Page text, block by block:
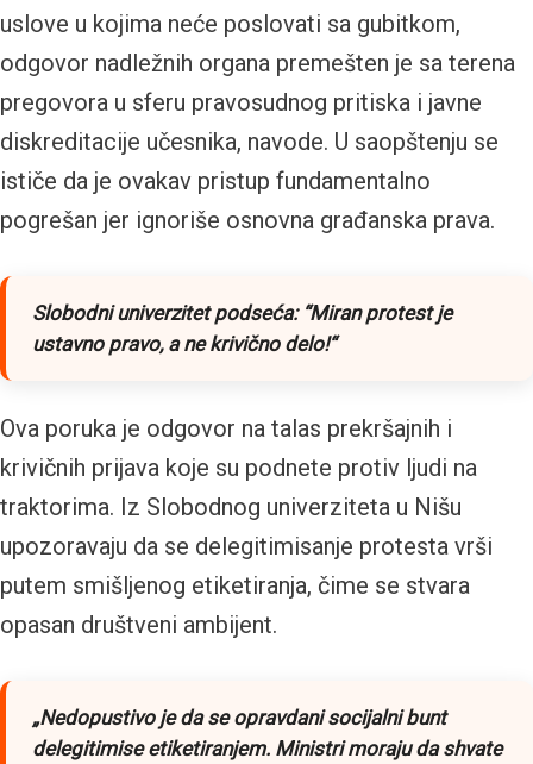
uslove u kojima neće poslovati sa gubitkom,
odgovor nadležnih organa premešten je sa terena
pregovora u sferu pravosudnog pritiska i javne
diskreditacije učesnika, navode. U saopštenju se
ističe da je ovakav pristup fundamentalno
pogrešan jer ignoriše osnovna građanska prava.
Slobodni univerzitet podseća: “Miran protest je
ustavno pravo, a ne krivično delo!“
Ova poruka je odgovor na talas prekršajnih i
krivičnih prijava koje su podnete protiv ljudi na
traktorima. Iz Slobodnog univerziteta u Nišu
upozoravaju da se delegitimisanje protesta vrši
putem smišljenog etiketiranja, čime se stvara
opasan društveni ambijent.
„Nedopustivo je da se opravdani socijalni bunt
delegitimise etiketiranjem. Ministri moraju da shvate